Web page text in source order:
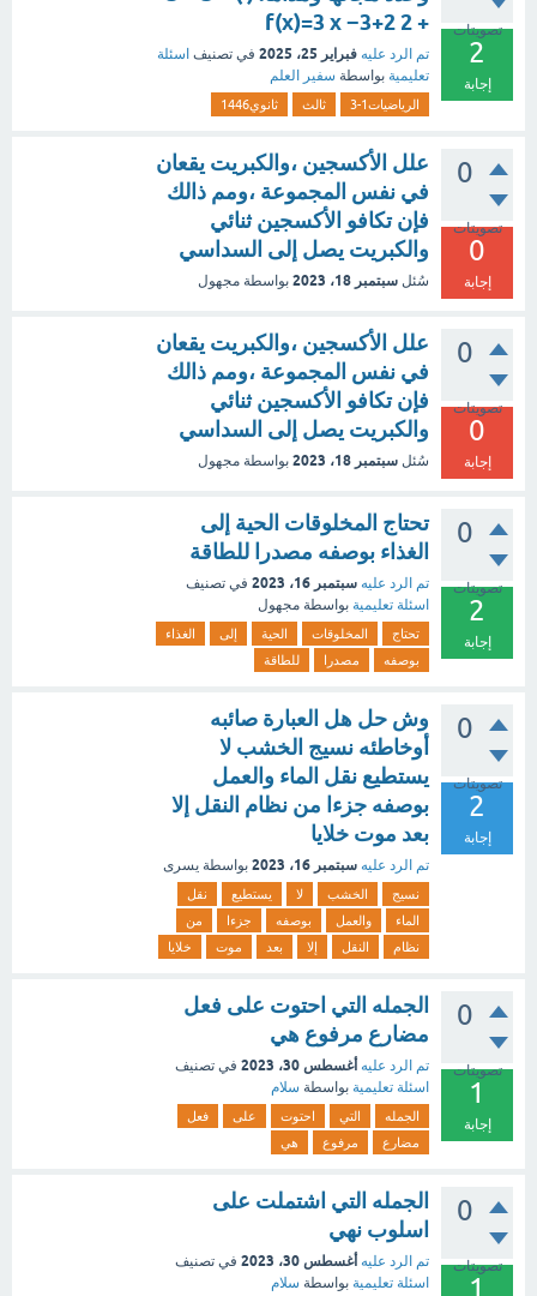
تصويتات
2
إجابة
+ 2 f(x)=3 x −3+2
تم الرد عليه فبراير 25، 2025 في تصنيف اسئلة
تعليمية بواسطة سفير العلم
الرياضيات1-3 ثالث ثانوي1446
0
تصويتات
0
إجابة
علل الأكسجين ،والكبريت يقعان
في نفس المجموعة ،ومم ذالك
فإن تكافو الأكسجين ثنائي
والكبريت يصل إلى السداسي
سُئل سبتمبر 18، 2023 بواسطة مجهول
0
تصويتات
0
إجابة
علل الأكسجين ،والكبريت يقعان
في نفس المجموعة ،ومم ذالك
فإن تكافو الأكسجين ثنائي
والكبريت يصل إلى السداسي
سُئل سبتمبر 18، 2023 بواسطة مجهول
0
تصويتات
2
إجابة
تحتاج المخلوقات الحية إلى
الغذاء بوصفه مصدرا للطاقة
تم الرد عليه سبتمبر 16، 2023
في تصنيف
اسئلة تعليمية بواسطة مجهول
تحتاج المخلوقات الحية إلى
الغذاء
بوصفه
مصدرا للطاقة
0
تصويتات
2
إجابة
وش حل هل العبارة صائبه
أوخاطئه نسيج الخشب لا
يستطيع نقل الماء والعمل
بوصفه جزءا من نظام النقل إلا
بعد موت خلايا
تم الرد عليه سبتمبر 16، 2023 بواسطة يسرى
نسيج الخشب لا يستطيع
نقل
الماء
والعمل بوصفه جزءا
من
نظام
النقل إلا بعد موت خلايا
0
تصويتات
1
إجابة
الجمله التي احتوت على فعل
مضارع مرفوع هي
تم الرد عليه أغسطس 30، 2023
في تصنيف
اسئلة تعليمية بواسطة سلام
الجمله التي احتوت على
فعل
مضارع
مرفوع هي
0
تصويتات
1
الجمله التي اشتملت على
اسلوب نهي
تم الرد عليه أغسطس 30، 2023
في تصنيف
اسئلة تعليمية بواسطة سلام